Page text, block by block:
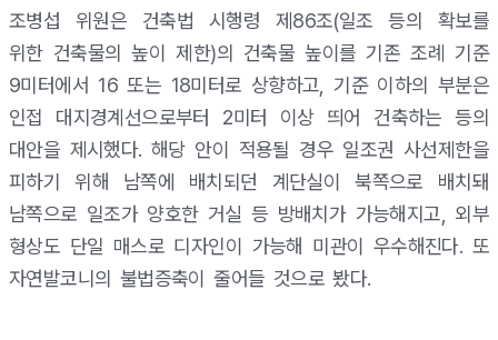
조병섭 위원은 건축법 시행령 제86조(일조 등의 확보를
위한 건축물의 높이 제한)의 건축물 높이를 기존 조례 기준
9미터에서 16 또는 18미터로 상향하고, 기준 이하의 부분은
인접 대지경계선으로부터 2미터 이상 띄어 건축하는 등의
대안을 제시했다. 해당 안이 적용될 경우 일조권 사선제한을
피하기 위해 남쪽에 배치되던 계단실이 북쪽으로 배치돼
남쪽으로 일조가 양호한 거실 등 방배치가 가능해지고, 외부
형상도 단일 매스로 디자인이 가능해 미관이 우수해진다. 또
자연발코니의 불법증축이 줄어들 것으로 봤다.